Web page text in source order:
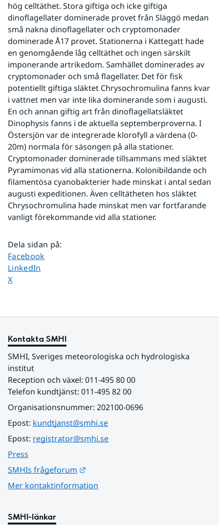
hög celltäthet. Stora giftiga och icke giftiga
dinoflagellater dominerade provet från Släggö medan
små nakna dinoflagellater och cryptomonader
dominerade Å17 provet. Stationerna i Kattegatt hade
en genomgående låg celltäthet och ingen särskilt
imponerande artrikedom. Samhället dominerades av
cryptomonader och små flagellater. Det för fisk
potentiellt giftiga släktet Chrysochromulina fanns kvar
i vattnet men var inte lika dominerande som i augusti.
En och annan giftig art från dinoflagellatsläktet
Dinophysis fanns i de aktuella septemberproverna. I
Östersjön var de integrerade klorofyll a värdena (0-
20m) normala för säsongen på alla stationer.
Cryptomonader dominerade tillsammans med släktet
Pyramimonas vid alla stationerna. Kolonibildande och
filamentösa cyanobakterier hade minskat i antal sedan
augusti expeditionen. Även celltätheten hos släktet
Chrysochromulina hade minskat men var fortfarande
vanligt förekommande vid alla stationer.
Dela sidan på:
Dela sidan på
Facebook
Dela sidan på
LinkedIn
Dela sidan på
X
Kontakta SMHI
SMHI, Sveriges meteorologiska och hydrologiska
institut
Reception och växel: 011-495 80 00
Telefon kundtjänst: 011-495 82 00
Organisationsnummer: 202100-0696
Epost: kundtjanst@smhi.se
Epost: registrator@smhi.se
Press
SMHIs frågeforum
Mer kontaktinformation
SMHI-länkar